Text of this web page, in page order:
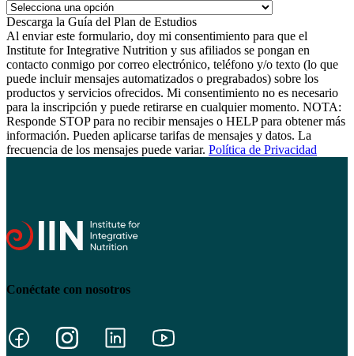
Al enviar este formulario, doy mi consentimiento para que el
Institute for Integrative Nutrition y sus afiliados se pongan en
contacto conmigo por correo electrónico, teléfono y/o texto (lo que
puede incluir mensajes automatizados o pregrabados) sobre los
productos y servicios ofrecidos. Mi consentimiento no es necesario
para la inscripción y puede retirarse en cualquier momento. NOTA:
Responde STOP para no recibir mensajes o HELP para obtener más
información. Pueden aplicarse tarifas de mensajes y datos. La
frecuencia de los mensajes puede variar. Política de Privacidad
Conéctate con nosotros